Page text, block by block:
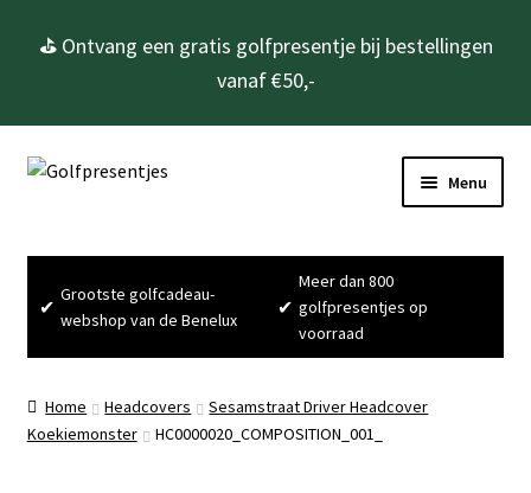
⛳ Ontvang een gratis golfpresentje bij bestellingen
vanaf €50,-
Ga
navigatie
Ga
inhoud
Menu
Golfcadeau’s
Golfbenodigdheden
Gadgets
✔
Grootste golfcadeau-
webshop van de Benelux
✔
Meer dan 800
golfpresentjes op
voorraad
Home Headcovers
Sesamstraat Driver Headcover
Koekiemonster
HC0000020_COMPOSITION_001_